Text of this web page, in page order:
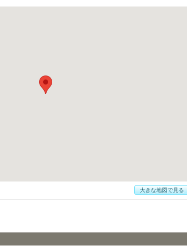
大きな地図で見る